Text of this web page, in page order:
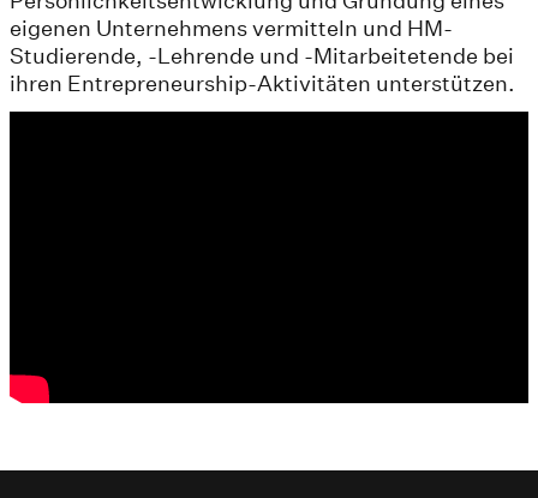
eigenen Unternehmens vermitteln und HM-
Studierende, -Lehrende und -Mitarbeitetende bei
ihren Entrepreneurship-Aktivitäten unterstützen.